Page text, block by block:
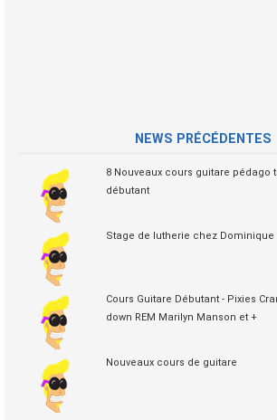
NEWS PRÉCÉDENTES
8 Nouveaux cours guitare pédago
débutant
Stage de lutherie chez Dominique
Cours Guitare Débutant - Pixies
down REM Marilyn Manson et +
Nouveaux cours de guitare